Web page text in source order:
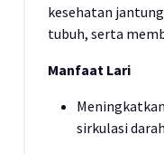
kesehatan
tubuh, serta
Manfaat Lari
sirkulasi